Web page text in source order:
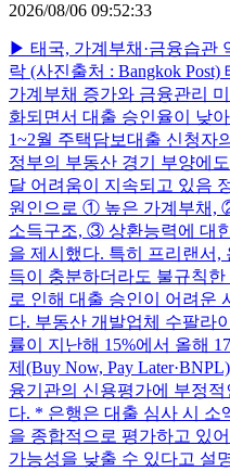
2026/08/06 09:52:33
▶ 태국, 가계부채·금융습관
락 (사진출처 : Bangkok
가계부채 증가와 금융관리
화되면서 대출 승인율이 낮
1~2월 주택담보대출 신청자
정부의 부동산 경기 부양에
달 어려움이 지속되고 있음
원인으로 ① 높은 가계부채,
소득구조, ③ 상환능력에 대
을 제시했다. 특히 프리랜서,
득이 충분하더라도 불규칙
로 인해 대출 승인이 어려운
다. 부동산 개발업체 수팔라
률이 지난해 15%에서 올해
제(Buy Now, Pay
융기관의 신용평가에 부정
다. * 은행은 대출 심사 시 소
을 종합적으로 평가하고 있
가능성을 낮출 수 있다고 설